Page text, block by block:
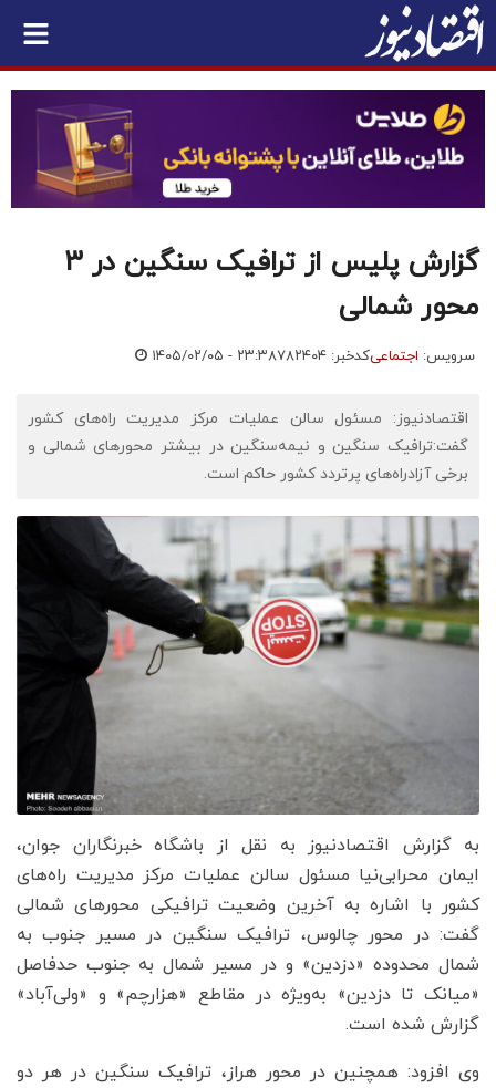
گزارش پلیس از ترافیک سنگین در 3
محور شمالی
سرویس: اجتماعیکدخبر: ۷۸۲۴۰۴ ۱۴۰۵/۰۲/۰۵ - ۲۳:۳۸
اقتصادنیوز: مسئول سالن عملیات مرکز مدیریت راه‌های کشور
گفت:ترافیک سنگین و نیمه‌سنگین در بیشتر محور‌های شمالی و
برخی آزادراه‌های پرتردد کشور حاکم است.
به گزارش اقتصادنیوز به نقل از باشگاه خبرنگاران جوان،
ایمان محرابی‌نیا مسئول سالن عملیات مرکز مدیریت راه‌های
کشور با اشاره به آخرین وضعیت ترافیکی محورهای شمالی
گفت: در محور چالوس، ترافیک سنگین در مسیر جنوب به
شمال محدوده «دزدین» و در مسیر شمال به جنوب حدفاصل
«میانک تا دزدین» به‌ویژه در مقاطع «هزارچم» و «ولی‌آباد»
گزارش شده است.
وی افزود: همچنین در محور هراز، ترافیک سنگین در هر دو